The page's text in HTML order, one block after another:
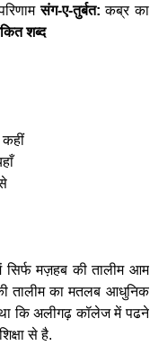
संग-ए-तुर्बत: कब्र का
शब्द
कहीं
सिर्फ मज़हब की तालीम आम
तालीम का मतलब आधुनिक
था कि अलीगढ़ कॉलेज में पढने
से है.